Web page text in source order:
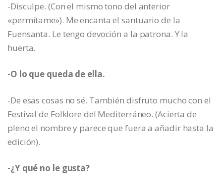
-Disculpe. (Con el mismo tono del anterior
«permítame»). Me encanta el santuario de la
Fuensanta. Le tengo devoción a la patrona. Y la
huerta.
-O lo que queda de ella.
-De esas cosas no sé. También disfruto mucho con el
Festival de Folklore del Mediterráneo. (Acierta de
pleno el nombre y parece que fuera a añadir hasta la
edición).
-¿Y qué no le gusta?